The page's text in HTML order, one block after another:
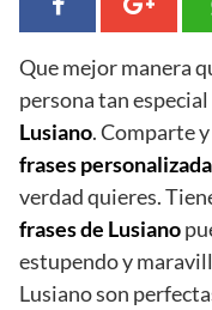
Que mejor manera
persona tan
Lusiano. Comparte
frases
verdad quieres.
frases de Lusiano
estupendo y
Lusiano son